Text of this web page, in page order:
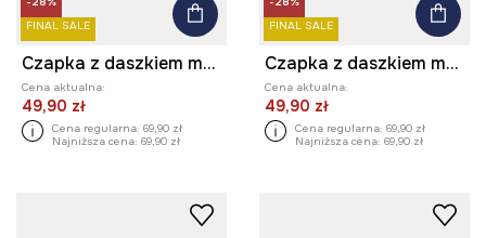
FINAL SALE
Czapka z daszkiem męska bawełniana by Aga Serwicka, Grafika Polska
Cena aktualna:
49,90 zł
Cena regularna: 69,90 zł
Najniższa cena: 69,90 zł
FINAL SALE
Czapka z daszkiem męska bawełniana by Aleksandra Czarny, Grafika Polska
Cena aktualna:
49,90 zł
Cena regularna: 69,90 zł
Najniższa cena: 69,90 zł